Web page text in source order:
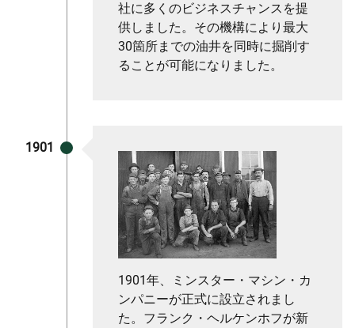
社に多くのビジネスチャンスを提
供しました。その機構により最大
30箇所までの油井を同時に掘削す
ることが可能になりました。
1901
1901年、ミンスター・マシン・カ
ンパニーが正式に設立されまし
た。フランク・ヘルケンホフが新